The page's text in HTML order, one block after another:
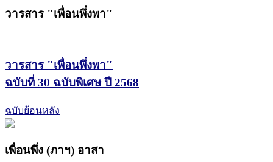
วารสาร "เพื่อนพึ่งพา"
วารสาร "เพื่อนพึ่งพา"
ฉบับที่ 30 ฉบับพิเศษ ปี 2568
ฉบับย้อนหลัง
เพื่อนพึ่ง (ภาฯ) อาสา